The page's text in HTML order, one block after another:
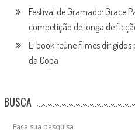
Festival de Gramado: Grace
competição de longa de
E-book reúne filmes
da Copa
BUSCA